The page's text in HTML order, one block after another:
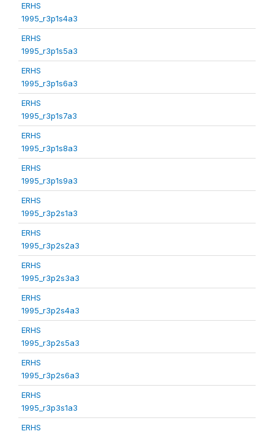
ERHS
1995_r3p1s4a3
ERHS
1995_r3p1s5a3
ERHS
1995_r3p1s6a3
ERHS
1995_r3p1s7a3
ERHS
1995_r3p1s8a3
ERHS
1995_r3p1s9a3
ERHS
1995_r3p2s1a3
ERHS
1995_r3p2s2a3
ERHS
1995_r3p2s3a3
ERHS
1995_r3p2s4a3
ERHS
1995_r3p2s5a3
ERHS
1995_r3p2s6a3
ERHS
1995_r3p3s1a3
ERHS